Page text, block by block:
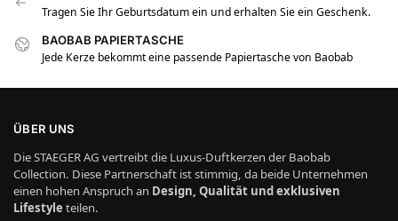
Tragen Sie Ihr Geburtsdatum ein und erhalten Sie ein Geschenk.
BAOBAB PAPIERTASCHE
Jede Kerze bekommt eine passende Papiertasche von Baobab
ÜBER UNS
Die STAEGER AG vertreibt die Luxus-Duftkerzen der Baobab
Collection. Diese Partnerschaft ist stimmig, da beide Unternehmen
einen hohen Anspruch an Design, Qualität und exklusiven
Lifestyleteilen.